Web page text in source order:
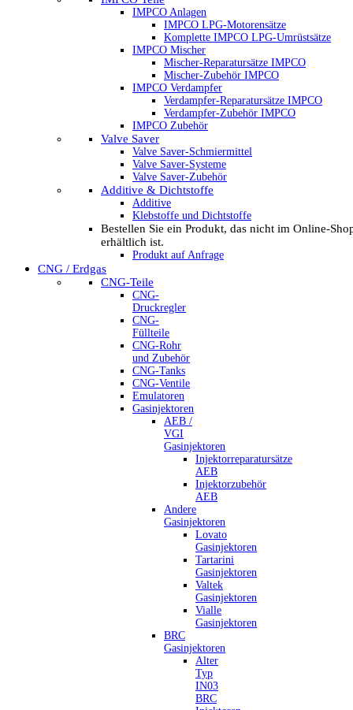
IMPCO Anlagen
IMPCO LPG-Motorensätze
Komplette IMPCO LPG-Umrüstsätze
IMPCO Mischer
Mischer-Reparatursätze IMPCO
Mischer-Zubehör IMPCO
IMPCO Verdampfer
Verdampfer-Reparatursätze IMPCO
Verdampfer-Zubehör IMPCO
IMPCO Zubehör
Valve Saver
Valve Saver-Schmiermittel
Valve Saver-Systeme
Valve Saver-Zubehör
Additive & Dichtstoffe
Additive
Klebstoffe und Dichtstoffe
Bestellen Sie ein Produkt, das nicht im Online-
erhältlich ist.
Produkt auf Anfrage
CNG / Erdgas
CNG-Teile
CNG-
Druckregler
CNG-
Füllteile
CNG-Rohr
und Zubehör
CNG-Tanks
CNG-Ventile
Emulatoren
Gasinjektoren
AEB /
VGI
Gasinjektoren
Injektorreparatursätze
AEB
Injektorzubehör
AEB
Andere
Gasinjektoren
Lovato
Gasinjektoren
Tartarini
Gasinjektoren
Valtek
Gasinjektoren
Vialle
Gasinjektoren
BRC
Gasinjektoren
Alter
Typ
IN03
BRC